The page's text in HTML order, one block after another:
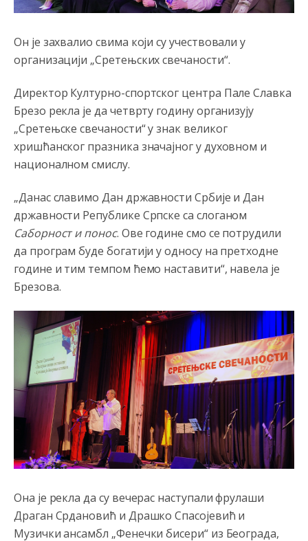
Он је захвалио свима који су учествовали у
организацији „Сретењских свечаности“.
Директор Културно-спортског центра Пале Славка
Брезо рекла је да четврту годину организују
„Сретењске свечаности“ у знак великог
хришћанског празника значајног у духовном и
националном смислу.
„Данас славимо Дан државности Србије и Дан
државности Републике Српске са слоганом
Саборност и понос. Ове године смо се потрудили
да програм буде богатији у односу на претходне
године и тим темпом ћемо наставити“, навела је
Брезова.
Она је рекла да су вечерас наступали фрулаши
Драган Срдановић и Драшко Спасојевић и
Музички ансамбл „Фенечки бисери“ из Београда,
БиХ није гласала да је тзв.Косово држава. Лупаш ко к у
р а ц по самару луди турко.